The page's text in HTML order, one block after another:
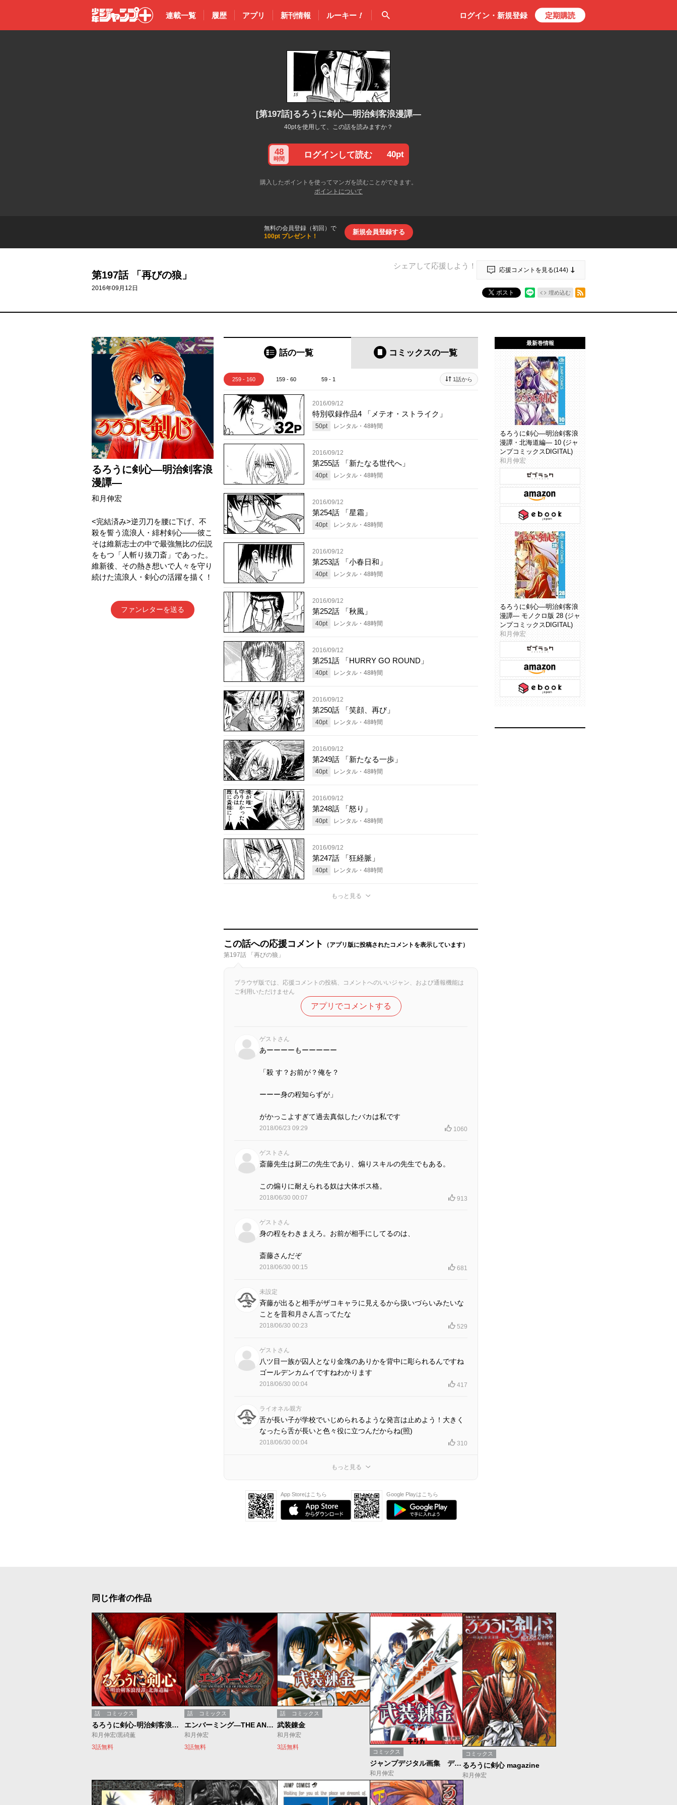
少年ジャン
連載一覧 履歴 アプリ 新刊情報 ルーキー！ 検索 ログイン・ 新規登録 定期購読
[第197話]るろうに剣心—明治剣客浪漫譚—
40ptを使用して、この話を読みますか？
48
時間 ログインして読む 40pt
購入したポイントを使ってマンガを読むことができます。
ポイントについて
無料の会員登録（初回）で
100pt プレゼント！
新規会員登録する
第197話 「再びの狼」
2016年09月12日
シェアして応援しよう！ 応援コメントを見る(144)
ポスト 埋め込む
るろうに剣心―明治剣客浪
漫譚―
和月伸宏
<完結済み>逆刃刀を腰に下げ、不
殺を誓う流浪人・緋村剣心——彼こ
そは維新志士の中で最強無比の伝説
をもつ「人斬り抜刀斎」であった。
維新後、その熱き想いで人々を守り
続けた流浪人・剣心の活躍を描く！
ファンレターを送る
話の一覧 コミックスの一覧
259 - 160 159 - 60 59 - 1 1話から
2016/09/12
特別収録作品4 「メテオ・ストライク」
50pt レンタル・ 48時間
2016/09/12
第255話 「新たなる世代へ」
40pt レンタル・ 48時間
2016/09/12
第254話 「星霜」
40pt レンタル・ 48時間
2016/09/12
第253話 「小春日和」
40pt レンタル・ 48時間
2016/09/12
第252話 「秋風」
40pt レンタル・ 48時間
2016/09/12
第251話 「HURRY GO ROUND」
40pt レンタル・ 48時間
2016/09/12
第250話 「笑顔、再び」
40pt レンタル・ 48時間
2016/09/12
第249話 「新たなる一歩」
40pt レンタル・ 48時間
2016/09/12
第248話 「怒り」
40pt レンタル・ 48時間
2016/09/12
第247話 「狂経脈」
40pt レンタル・ 48時間
もっと見る
この話への応援コメント
（アプリ版に投稿されたコメントを表示しています）
第197話 「再びの狼」
ブラウザ版では、応援コメントの投稿、コメントへのいいジャン、および通報機能は
ご利用いただけません
アプリでコメントする
ゲストさん
あーーーーもーーーーー
「殺 す？お前が？俺を？
ーーー身の程知らずが」
がかっこよすぎて過去真似したバカは私です
2018/06/23 09:29 1060
ゲストさん
斎藤先生は厨二の先生であり、煽りスキルの先生でもある。
この煽りに耐えられる奴は大体ボス格。
2018/06/30 00:07 913
ゲストさん
身の程をわきまえろ。お前が相手にしてるのは、
斎藤さんだぞ
2018/06/30 00:15 681
未設定
斉藤が出ると相手がザコキャラに見えるから扱いづらいみたいな
ことを昔和月さん言ってたな
2018/06/30 00:23 529
ゲストさん
八ツ目一族が囚人となり金塊のありかを背中に彫られるんですね
ゴールデンカムイですねわかります
2018/06/30 00:04 417
ライオネル親方
舌が長い子が学校でいじめられるような発言は止めよう！大きく
なったら舌が長いと色々役に立つんだからね(照)
2018/06/30 00:04 310
もっと見る
App Storeはこちら Google Playはこちら
最新巻情報
るろうに剣心―明治剣客浪
漫譚・北海道編― 10 (ジャ
ンプコミックスDIGITAL)
和月伸宏
るろうに剣心―明治剣客浪
漫譚― モノクロ版 28 (ジャ
ンプコミックスDIGITAL)
和月伸宏
同じ作者の作品
話 コミックス
るろうに剣心-明治剣客浪漫譚・北海道編-
和月伸宏/黒碕薫
3話無料
話 コミックス
エンバーミング―THE ANOTHER TALE OF FRANKENSTEIN―
和月伸宏
3話無料
話 コミックス
武装錬金
和月伸宏
3話無料
コミックス
ジャンプデジタル画集 デジガ 武装錬金
和月伸宏
コミックス
るろうに剣心 magazine
和月伸宏